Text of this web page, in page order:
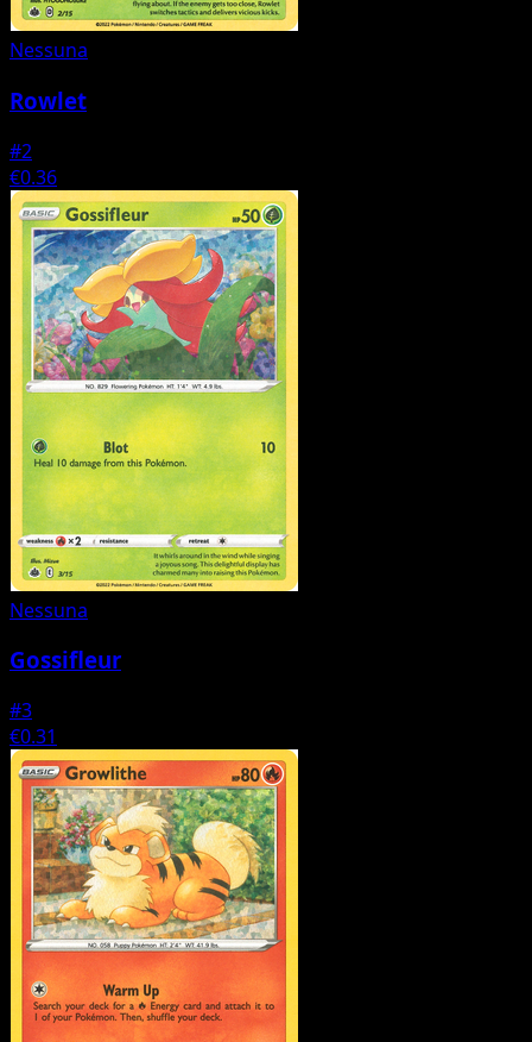
Nessuna
Rowlet
#2
€0.36
Nessuna
Gossifleur
#3
€0.31